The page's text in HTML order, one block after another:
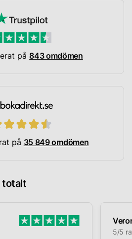
på 843 omdömen
på 35 849 omdömen
totalt
5/5